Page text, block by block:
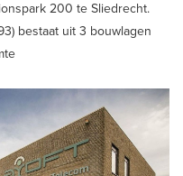
200 te Sliedrecht.
bestaat uit 3 bouwlagen